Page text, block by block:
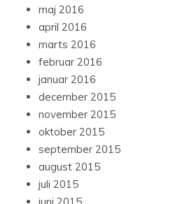
maj 2016
april 2016
marts 2016
februar 2016
januar 2016
december 2015
november 2015
oktober 2015
september 2015
august 2015
juli 2015